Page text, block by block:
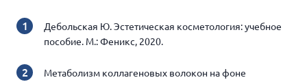
Дебольская Ю. Эстетическая косметология: учебное
пособие. М.: Феникс, 2020.
Метаболизм коллагеновых волокон на фоне